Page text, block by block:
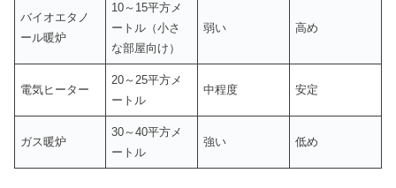
バイオエタノ
ール暖炉
10～15平方メ
ートル（小さ
な部屋向け）
弱い 高め
電気ヒーター
20～25平方メ
ートル
中程度 安定
ガス暖炉
30～40平方メ
ートル
強い 低め